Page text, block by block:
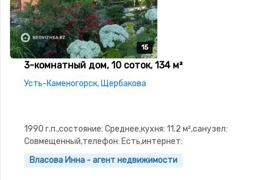
15
15
15
15
15
3-комнатный дом, 10 соток, 134 м²
Усть-Каменогорск, Щербакова
1990 г.п.,состояние: Среднее,кухня: 11.2 м²,санузел:
Совмещенный,телефон: Есть,интернет:
Власова Инна - агент недвижимости